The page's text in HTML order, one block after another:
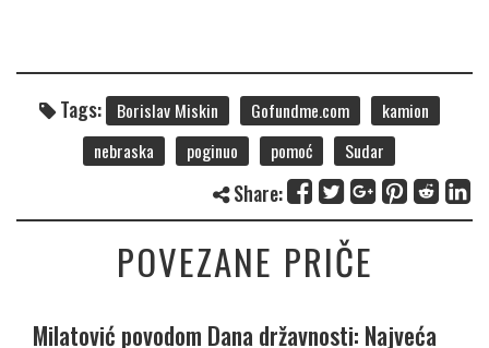
Tags: Borislav Miskin Gofundme.com
kamion
nebraska
poginuo pomoć Sudar
Share:
POVEZANE PRIČE
Monstrumi na slobodi: Osuđene ubice